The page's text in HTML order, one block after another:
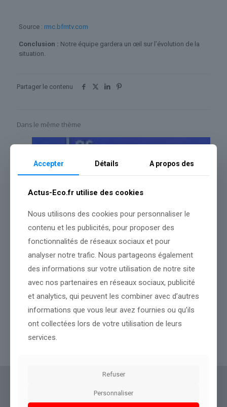
Source : rmc.bfmtv.com
Conclusion : Notre équipe gardera un œil sur l’évolution de la
situation.
Partager le contenu
Dans le même thème
la Cour des comptes prévient que le coût de la dette va
atteindre plus de 77 milliards d’euros en 2026 (c’est 64,5 milliards
pour l’Education nationale)
informations politiques, géopolitiques et
Accepter Détails A propos des
Actus-Eco.fr utilise des cookies
Nous utilisons des cookies pour personnaliser le
contenu et les publicités, pour proposer des
fonctionnalités de réseaux sociaux et pour
analyser notre trafic. Nous partageons également
des informations sur votre utilisation de notre site
avec nos partenaires en réseaux sociaux, publicité
et analytics, qui peuvent les combiner avec d’autres
informations que vous leur avez fournies ou qu’ils
ont collectées lors de votre utilisation de leurs
services.
Refuser
Personnaliser